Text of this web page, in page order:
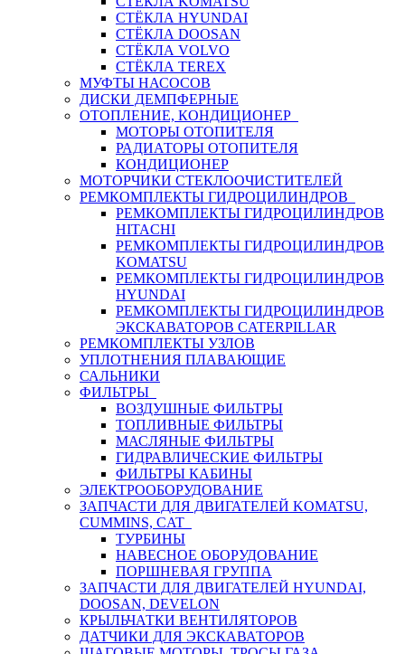
СТЁКЛА HYUNDAI
СТЁКЛА DOOSAN
СТЁКЛА VOLVO
СТЁКЛА TEREX
МУФТЫ НАСОСОВ
ДИСКИ ДЕМПФЕРНЫЕ
ОТОПЛЕНИЕ, КОНДИЦИОНЕР
МОТОРЫ ОТОПИТЕЛЯ
РАДИАТОРЫ ОТОПИТЕЛЯ
КОНДИЦИОНЕР
МОТОРЧИКИ СТЕКЛООЧИСТИТЕЛЕЙ
РЕМКОМПЛЕКТЫ ГИДРОЦИЛИНДРОВ
РЕМКОМПЛЕКТЫ ГИДРОЦИЛИНДРОВ
HITACHI
РЕМКОМПЛЕКТЫ ГИДРОЦИЛИНДРОВ
KOMATSU
РЕМКОМПЛЕКТЫ ГИДРОЦИЛИНДРОВ
HYUNDAI
РЕМКОМПЛЕКТЫ ГИДРОЦИЛИНДРОВ
ЭКСКАВАТОРОВ CATERPILLAR
РЕМКОМПЛЕКТЫ УЗЛОВ
УПЛОТНЕНИЯ ПЛАВАЮЩИЕ
САЛЬНИКИ
ФИЛЬТРЫ
ВОЗДУШНЫЕ ФИЛЬТРЫ
ТОПЛИВНЫЕ ФИЛЬТРЫ
МАСЛЯНЫЕ ФИЛЬТРЫ
ГИДРАВЛИЧЕСКИЕ ФИЛЬТРЫ
ФИЛЬТРЫ КАБИНЫ
ЭЛЕКТРООБОРУДОВАНИЕ
ЗАПЧАСТИ ДЛЯ ДВИГАТЕЛЕЙ KOMATSU,
CUMMINS, CAT
ТУРБИНЫ
НАВЕСНОЕ ОБОРУДОВАНИЕ
ПОРШНЕВАЯ ГРУППА
ЗАПЧАСТИ ДЛЯ ДВИГАТЕЛЕЙ HYUNDAI,
DOOSAN, DEVELON
КРЫЛЬЧАТКИ ВЕНТИЛЯТОРОВ
ДАТЧИКИ ДЛЯ ЭКСКАВАТОРОВ